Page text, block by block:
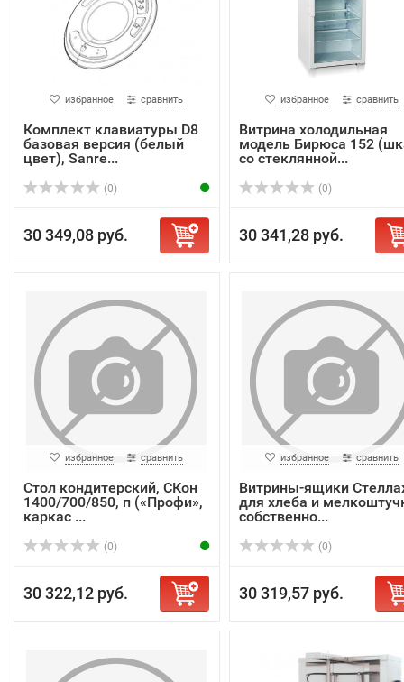
избранное сравнить
Комплект клавиатуры D8
базовая версия (белый
цвет), Sanre...
(0)
30 349,08 руб.
избранное сравнить
Витрина холодильная
модель Бирюса 152
со стеклянной...
(0)
30 341,28 руб.
избранное сравнить
Стол кондитерский, СКон
1400/700/850, п («Профи»,
каркас ...
(0)
30 322,12 руб.
избранное сравнить
Витрины-ящики
для хлеба и
собственно...
(0)
30 319,57 руб.